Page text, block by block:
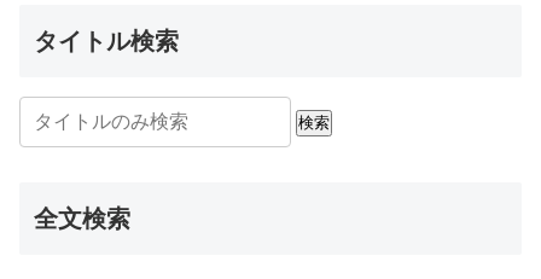
タイトル検索
検索
全文検索